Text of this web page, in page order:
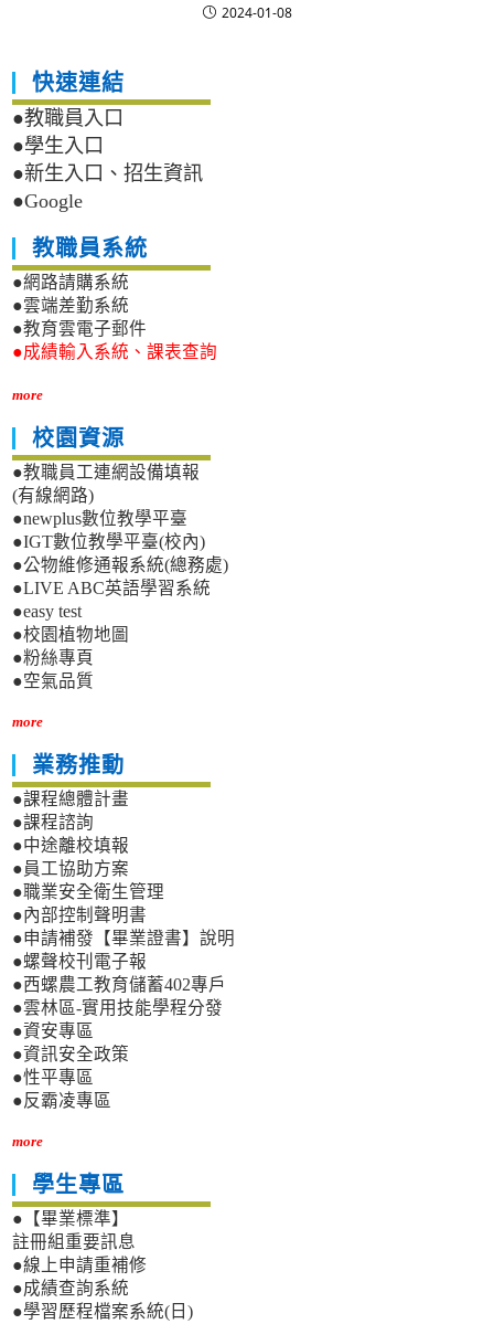
2024-01-08
快速連結
●教職員入口
●學生入口
●新生入口、招生資訊
●Google
教職員系統
●網路請購系統
●雲端差勤系統
●教育雲電子郵件
●成績輸入系統、課表查詢
more
校園資源
●教職員工連網設備填報
(有線網路)
●newplus數位教學平臺
●IGT數位教學平臺(校內)
●公物維修通報系統(總務處)
●LIVE ABC英語學習系統
●easy test
●校園植物地圖
●粉絲專頁
●空氣品質
more
業務推動
●課程總體計畫
●課程諮詢
●中途離校填報
●員工協助方案
●職業安全衛生管理
●內部控制聲明書
●申請補發【畢業證書】說明
●螺聲校刊電子報
●西螺農工教育儲蓄402專戶
●雲林區-實用技能學程分發
●資安專區
●資訊安全政策
●性平專區
●反霸凌專區
more
學生專區
●【畢業標準】
註冊組重要訊息
●線上申請重補修
●成績查詢系統
●學習歷程檔案系統(日)